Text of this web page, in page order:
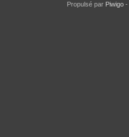
Propulsé par Piwigo -